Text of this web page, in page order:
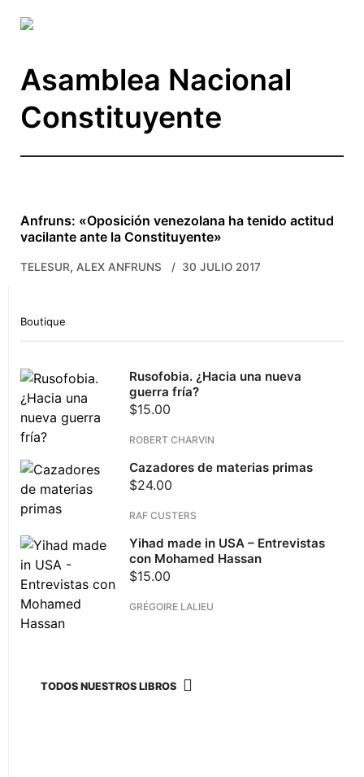
Asamblea Nacional
Constituyente
Anfruns: «Oposición venezolana ha tenido actitud
vacilante ante la Constituyente»
TELESUR, ALEX ANFRUNS 30 JULIO 2017
Boutique
Rusofobia. ¿Hacia una nueva
guerra fría?
$15.00
ROBERT CHARVIN
Cazadores de materias primas
$24.00
RAF CUSTERS
Yihad made in USA – Entrevistas
con Mohamed Hassan
$15.00
GRÉGOIRE LALIEU
TODOS NUESTROS LIBROS